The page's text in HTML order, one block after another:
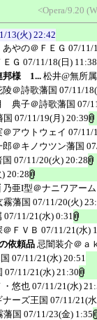
<Opera/9.20
13(火) 22:42
あやの＠ＦＥＧ 07/11/
Ｇ 07/11/18(日) 11:38
邦様 1... 松井@無所属
陵＠詩歌藩国 07/11/
典子＠詩歌藩国 07/
国 07/11/19(月) 20:39
＠アウトウェイ 07/11/
郎＠キノウツン藩国
国 07/11/20(火) 20:28
20:28
乃亜I型＠ナニワアー
霧藩国 07/11/20(火)
07/11/21(水) 0:31
ＦＶＢ 07/11/21(水)
依頼品 忌闇装介＠ａ
07/11/21(水) 20:51
07/11/21(水) 21:30
・悠也 07/11/21(水)
ナーズ王国 07/11/21(
藩国 07/11/23(金) 1:35